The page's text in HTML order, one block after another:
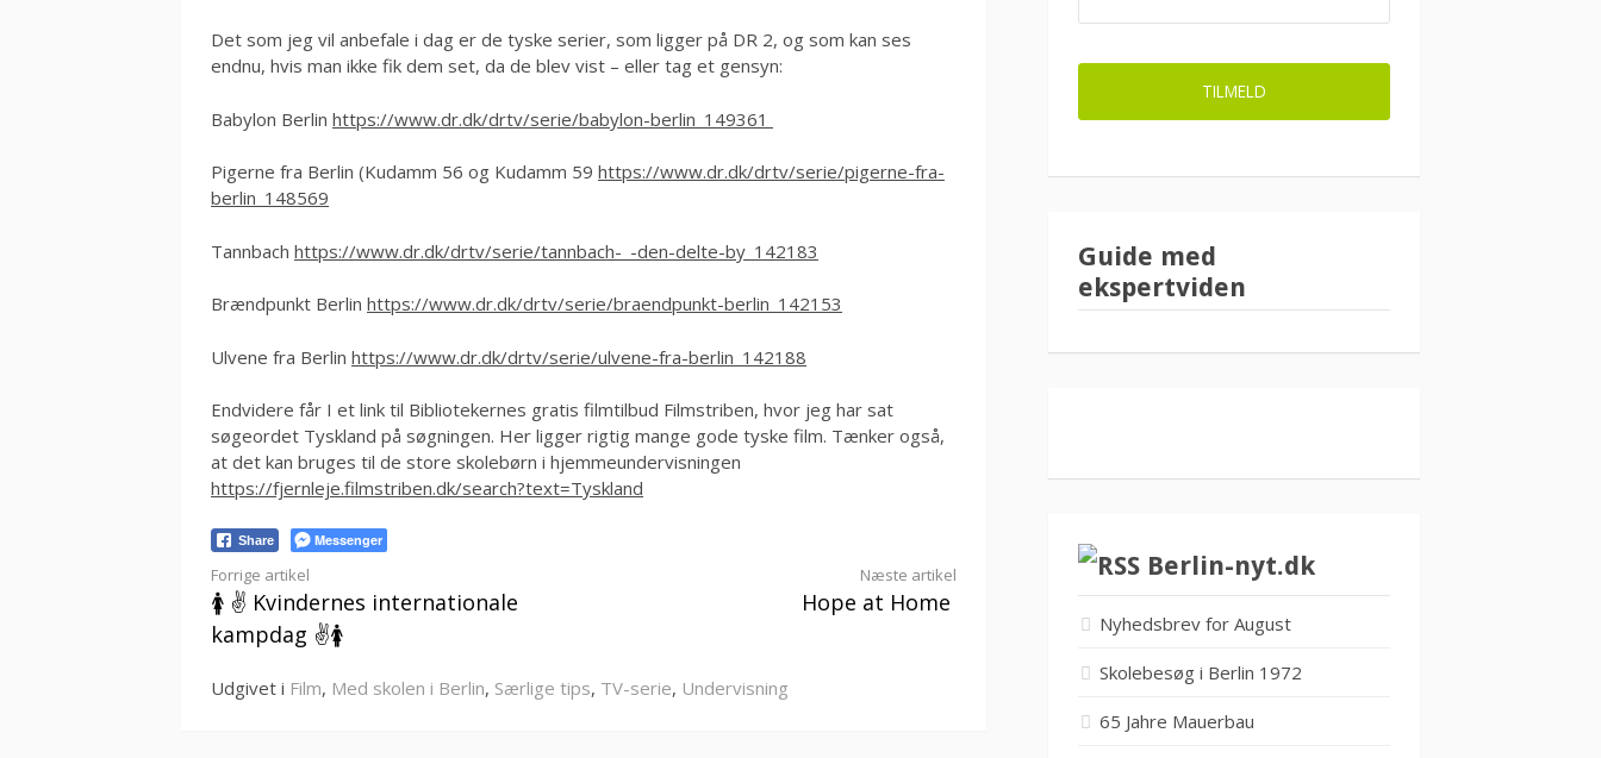
Det som jeg vil anbefale i dag er de tyske serier, som ligger på DR 2, og som kan ses
endnu, hvis man ikke fik dem set, da de blev vist – eller tag et gensyn:
Babylon Berlin https://www.dr.dk/drtv/serie/babylon-berlin_149361
Pigerne fra Berlin (Kudamm 56 og Kudamm 59 https://www.dr.dk/drtv/serie/pigerne-fra-
berlin_148569
Tannbach https://www.dr.dk/drtv/serie/tannbach-_-den-delte-by_142183
Brændpunkt Berlin https://www.dr.dk/drtv/serie/braendpunkt-berlin_142153
Ulvene fra Berlin https://www.dr.dk/drtv/serie/ulvene-fra-berlin_142188
Endvidere får I et link til Bibliotekernes gratis filmtilbud Filmstriben, hvor jeg har sat
søgeordet Tyskland på søgningen. Her ligger rigtig mange gode tyske film. Tænker også,
at det kan bruges til de store skolebørn i hjemmeundervisningen
https://fjernleje.filmstriben.dk/search?text=Tyskland
Share Messenger
Læs
videre
Forrige artikel
🚺 ✌️ Kvindernes internationale
kampdag ✌️🚺
Næste artikel
Hope at Home
Udgivet i Film, Med skolen i Berlin, Særlige tips, TV-serie, Undervisning
Guide med
ekspertviden
Berlin-nyt.dk
Nyhedsbrev for August
Skolebesøg i Berlin 1972
65 Jahre Mauerbau